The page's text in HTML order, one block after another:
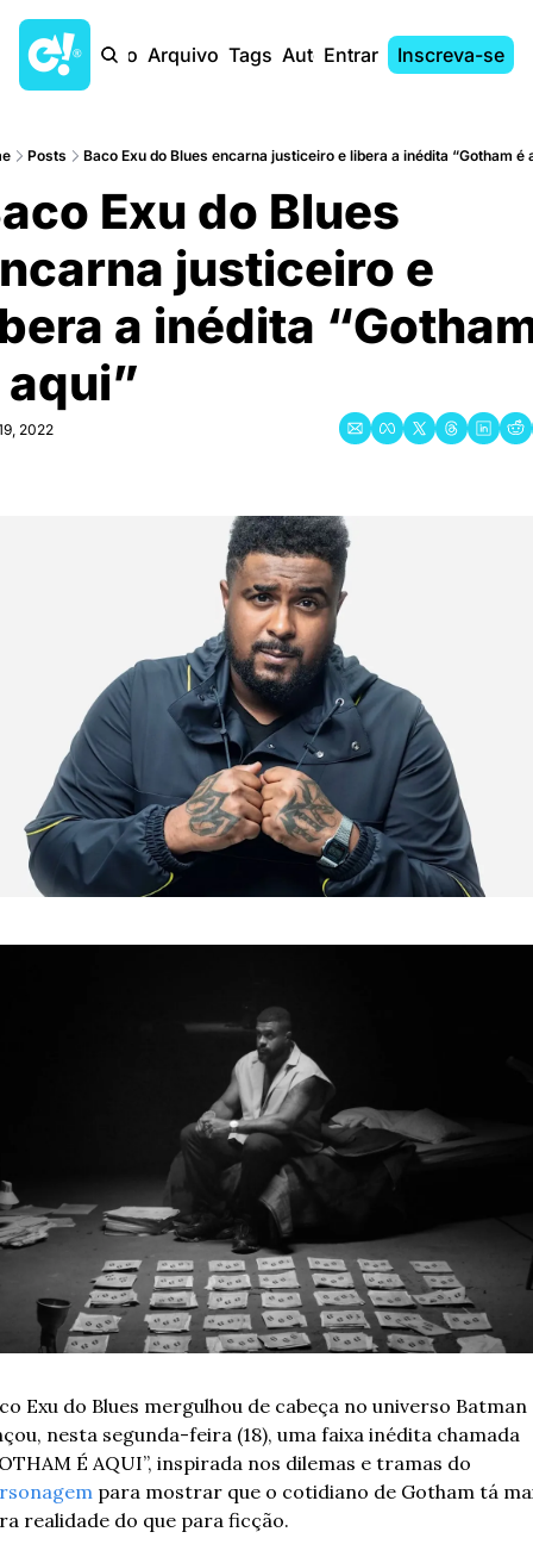
Início Arquivo Tags AutoresEntrar Inscreva-se
Posts Baco Exu do Blues encarna justiceiro e libera a inédita “Gotham é
Exu do Blues
justiceiro e
a inédita
aqui”
2022
Exu do Blues mergulhou de cabeça no universo Batman
nesta segunda-feira (18), uma faixa inédita chamada
para mostrar que o cotidiano de Gotham tá
realidade do que para ficção.